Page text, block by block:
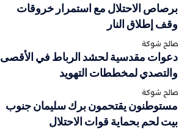
برصاص الاحتلال مع استمرار خروقات
وقف إطلاق النار
صالح شوكة
دعوات مقدسية لحشد الرباط في الأقصى
والتصدي لمخططات التهويد
صالح شوكة
مستوطنون يقتحمون برك سليمان جنوب
بيت لحم بحماية قوات الاحتلال